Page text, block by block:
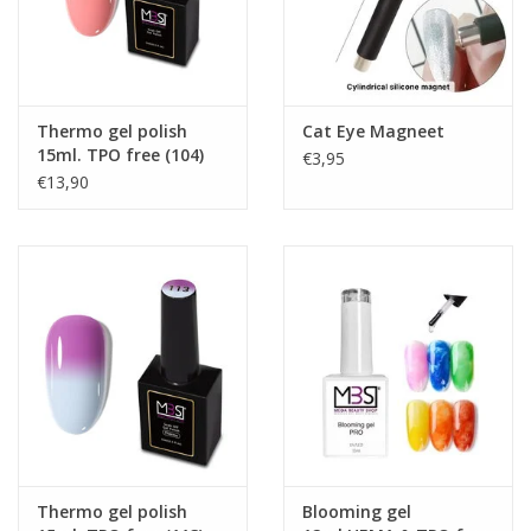
Thermo gel polish
15ml. TPO free (104)
€13,90
Cat Eye Magneet
€3,95
Thermo gel polish
Blooming gel